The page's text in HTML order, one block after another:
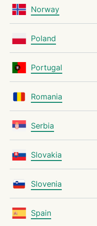
Norway
Poland
Portugal
Romania
Serbia
Slovakia
Slovenia
Spain